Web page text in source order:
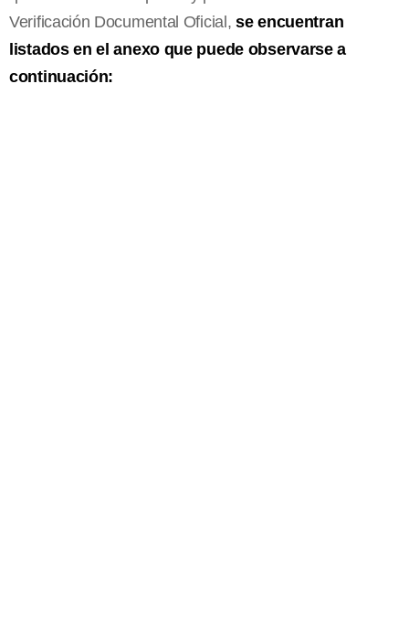
Verificación Documental Oficial,se encuentran
listados en el anexo que puede observarse a
continuación: